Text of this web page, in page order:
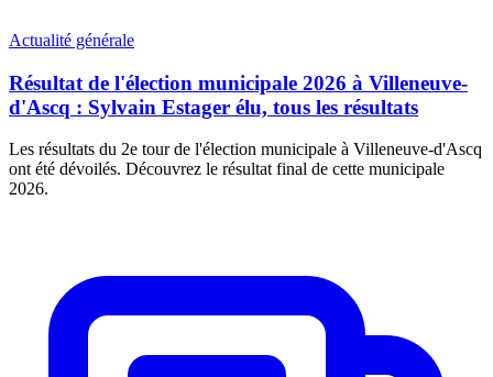
Actualité générale
Résultat de l'élection municipale 2026 à Villeneuve-
d'Ascq : Sylvain Estager élu, tous les résultats
Les résultats du 2e tour de l'élection municipale à Villeneuve-d'Ascq
ont été dévoilés. Découvrez le résultat final de cette municipale
2026.